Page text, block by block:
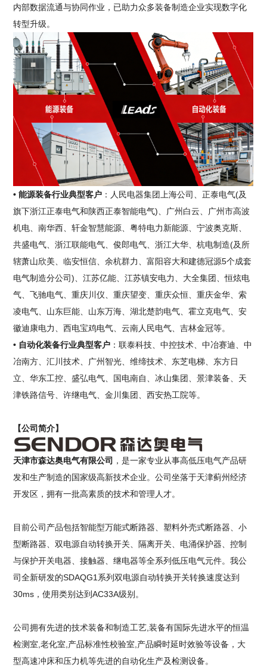
内部数据流通与协同作业，已助力众多装备制造企业实现数字化
转型升级。
• 能源装备行业典型客户 ：人民电器集团上海公司、正泰电气(及
旗下浙江正泰电气和陕西正泰智能电气)、广州白云、广州市高波
机电、南华西、轩金智慧能源、粤特电力新能源、宁波奥克斯、
共盛电气、浙江联能电气、俊郎电气、浙江大华、杭电制造(及所
辖萧山欣美、临安恒信、余杭群力、富阳容大和建德冠源5个成套
电气制造分公司)、江苏亿能、江苏镇安电力、大全集团、恒炫电
气、飞驰电气、重庆川仪、重庆望变、重庆众恒、重庆金华、索
凌电气、山东巨能、山东万海、湖北楚韵电气、霍立克电气、安
徽迪康电力、西电宝鸡电气、云南人民电气、吉林金冠等。
• 自动化装备行业典型客户 ：联泰科技、中控技术、中冶赛迪、中
冶南方、汇川技术、广州智光、维缔技术、东芝电梯、东方日
立、华东工控、盛弘电气、国电南自、冰山集团、景津装备、天
津铁路信号、许继电气、金川集团、西安热工院等。
【公司简介】
天津市森达奥电气有限公司 ，是一家专业从事高低压电气产品研
发和生产制造的国家级高新技术企业。公司坐落于天津蓟州经济
开发区，拥有一批高素质的技术和管理人才。
目前公司产品包括智能型万能式断路器、塑料外壳式断路器、小
型断路器、双电源自动转换开关、隔离开关、电涌保护器、控制
与保护开关电器、接触器、继电器等全系列低压电气元件。我公
司全新研发的SDAQG1系列双电源自动转换开关转换速度达到
30ms，使用类别达到AC33A级别。
公司拥有先进的技术装备和制造工艺,装备有国际先进水平的恒温
检测室,老化室,产品标准性校验室,产品瞬时延时效验等设备，大
型高速冲床和压力机等先进的自动化生产及检测设备。